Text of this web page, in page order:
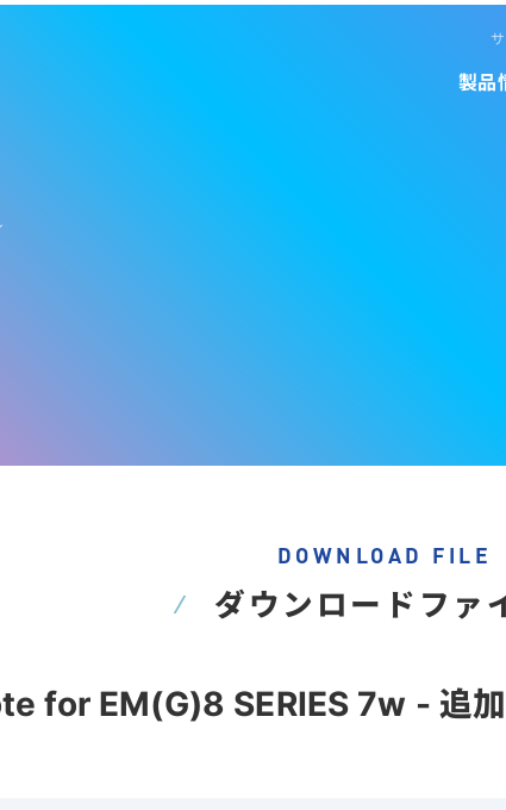
製品
DOWNLOAD FILE
ダウンロードファ
for EM(G)8 SERIES 7w - 追